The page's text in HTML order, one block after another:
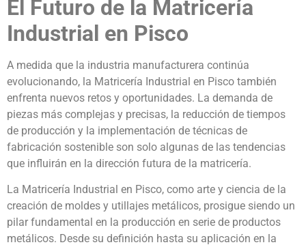
El Futuro de la Matricería
Industrial en Pisco
A medida que la industria manufacturera continúa
evolucionando, la Matricería Industrial en Pisco también
enfrenta nuevos retos y oportunidades. La demanda de
piezas más complejas y precisas, la reducción de tiempos
de producción y la implementación de técnicas de
fabricación sostenible son solo algunas de las tendencias
que influirán en la dirección futura de la matricería.
La Matricería Industrial en Pisco, como arte y ciencia de la
creación de moldes y utillajes metálicos, prosigue siendo un
pilar fundamental en la producción en serie de productos
metálicos. Desde su definición hasta su aplicación en la